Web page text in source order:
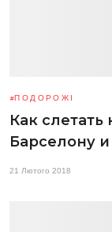
ПОДОРОЖІ
Как
Барселону
21 Лютого 2018